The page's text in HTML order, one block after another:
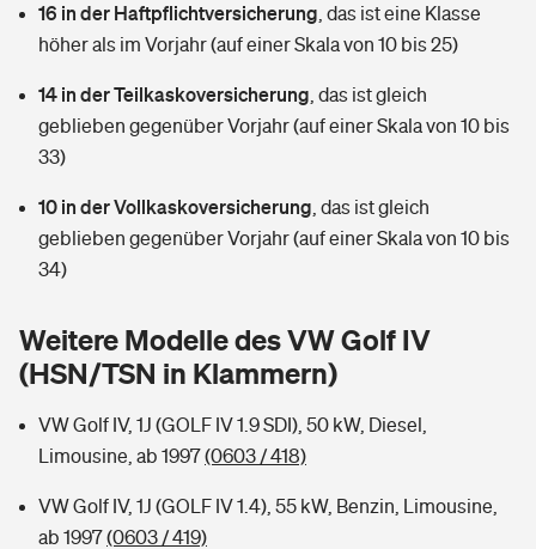
Wer versichert was: Jetzt Versicherer finden
Sie haben Fragen?
Mietkautionsversicherung
Restkreditversicherung
Tools
Hochwasser-Check: Wie gefährdet ist Ihr Haus?
Sie haben Fragen?
Kinderinvalidität
Reiseversicherung
Hundehalter-Haftpflicht
Handyversicherung
Private Cyberversicherung
Zur Übersicht
Tierkrankenversicherung
Tools
Wer versichert was: Jetzt Versicherer finden
Rentenrechner: Wie viel Geld bekomme ich im Alter?
16 in der Haftpflichtversicherung das ist eine Klasse
höher als im Vorjahr (auf einer Skala von 10 bis 25)
14 in der Teilkaskoversicherung das ist gleich
geblieben gegenüber Vorjahr (auf einer Skala von 10 bis
33)
10 in der Vollkaskoversicherung das ist gleich
geblieben gegenüber Vorjahr (auf einer Skala von 10 bis
34)
Weitere Modelle des VW Golf IV
(HSN/TSN in Klammern)
VW Golf IV, 1J (GOLF IV 1.9 SDI), 50 kW, Diesel,
Limousine, ab 1997(0603 / 418)
VW Golf IV, 1J (GOLF IV 1.4), 55 kW, Benzin, Limousine,
ab 1997(0603 / 419)